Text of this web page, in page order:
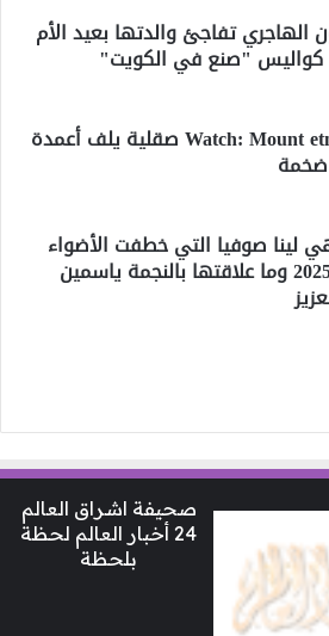
تفاجئ والدتها بعيد الأم
كواليس "صنع في الكويت"
Watch: Mount etna in صقلية يلف أعمدة
ضخمة
لينا صوفيا التي خطفت الأضواء
في 2025 وما علاقتها بالنجمة ياسمين
صحيفة اشراق العالم
24 أخبار العالم لحظة
بلحظة